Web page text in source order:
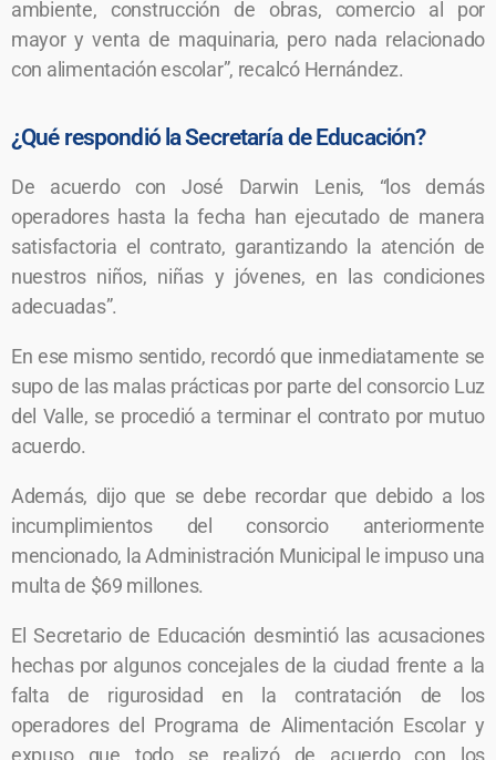
ambiente, construcción de obras, comercio al por
mayor y venta de maquinaria, pero nada relacionado
con alimentación escolar”, recalcó Hernández.
¿Qué respondió la Secretaría de Educación?
De acuerdo con José Darwin Lenis, “los demás
operadores hasta la fecha han ejecutado de manera
satisfactoria el contrato, garantizando la atención de
nuestros niños, niñas y jóvenes, en las condiciones
adecuadas”.
En ese mismo sentido, recordó que inmediatamente se
supo de las malas prácticas por parte del consorcio Luz
del Valle, se procedió a terminar el contrato por mutuo
acuerdo.
Además, dijo que se debe recordar que debido a los
incumplimientos del consorcio anteriormente
mencionado, la Administración Municipal le impuso una
multa de $69 millones.
El Secretario de Educación desmintió las acusaciones
hechas por algunos concejales de la ciudad frente a la
falta de rigurosidad en la contratación de los
operadores del Programa de Alimentación Escolar y
expuso que todo se realizó de acuerdo con los